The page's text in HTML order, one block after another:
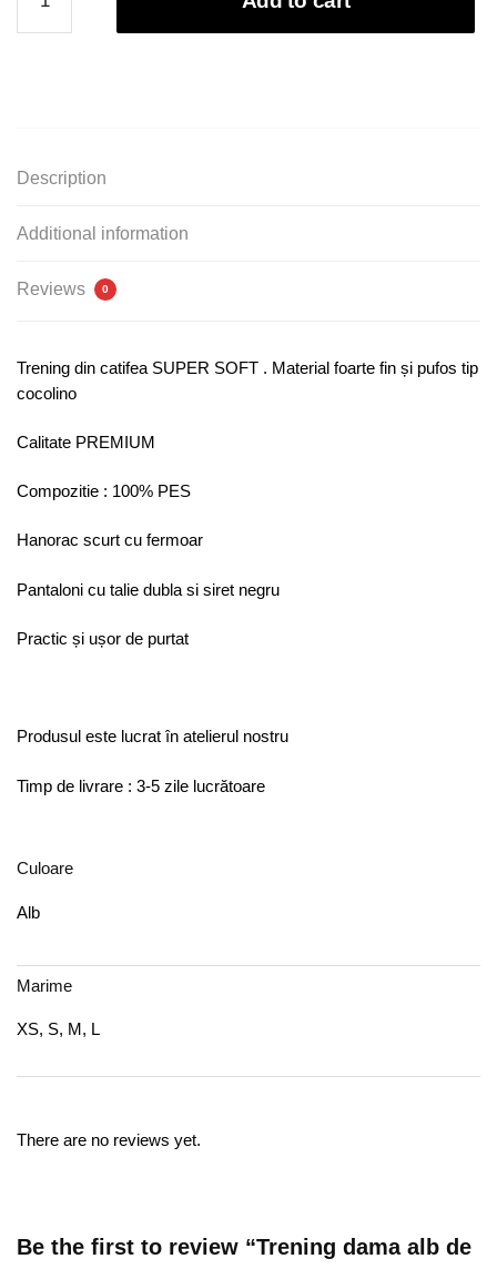
dama
alb
quantity
Description
Additional information
Reviews 0
Trening din catifea SUPER SOFT . Material foarte fin și pufos tip
cocolino
Calitate PREMIUM
Compozitie : 100% PES
Hanorac scurt cu fermoar
Pantaloni cu talie dubla si siret negru
Practic și ușor de purtat
Produsul este lucrat în atelierul nostru
Timp de livrare : 3-5 zile lucrătoare
Culoare
Alb
Marime
XS, S, M, L
There are no reviews yet.
Be the first to review “Trening dama alb de